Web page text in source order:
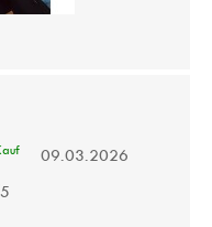
09.03.2026
5